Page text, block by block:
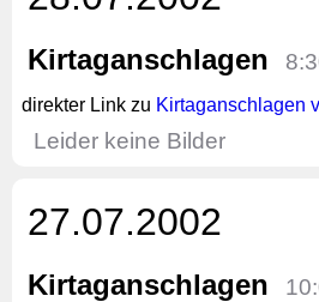
Kirtaganschlagen
direkter Link zu Kirtaganschlagen
Leider keine Bilder
27.07.2002
Kirtaganschlagen